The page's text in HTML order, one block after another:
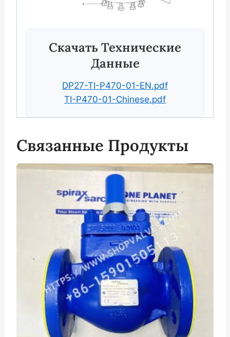
Скачать Технические
Данные
DP27-TI-P470-01-EN.pdf
TI-P470-01-Chinese.pdf
Связанные Продукты